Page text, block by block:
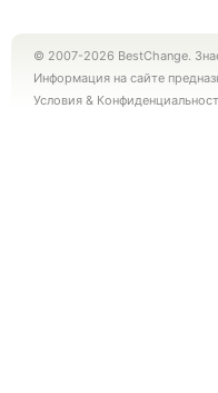
© 2007-2026 BestChange.
Информация на сайте
Условия &